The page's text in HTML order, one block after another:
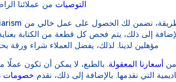
التوصيات من عملائنا
بالإضافة إلى ذلك، يتم فحص كل قطعة من الكتابة
مؤهلين لدينا. لذلك، يفضل العملاء شراء ورقة
من أسعارنا المعقولة. بالطبع، لا يمكن أن تكون
التي نقدمها. بالإضافة إلى ذلك، نقدم خصومات generous